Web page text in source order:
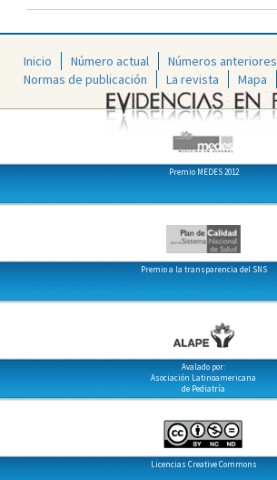
Inicio Número actual
Números anteriores
Normas de publicación
La revista Mapa
Premio MEDES 2012
Premio a la transparencia del SNS
Avalado por:
Asociación Latinoamericana
de Pediatría
Licencias Creative Commons